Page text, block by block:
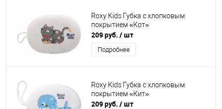
Roxy Kids Губка с хлопковым
покрытием «Кот»
209 руб. / шт
Подробнее
Roxy Kids Губка с хлопковым
покрытием «Кит»
209 руб. / шт